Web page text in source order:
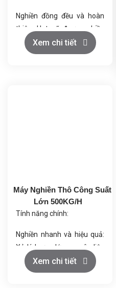
Nghiền đồng đều và hoàn
thiện: Hạt sẽ được nghiền
và hoàn thiện với độ mịn
cao.
Xem chi tiết
Máy Nghiền Thô Công Suất
Lớn 500KG/H
Tính năng chính:
Nghiền nhanh và hiệu quả:
Xử lý lượng lớn nguyên liệu
mỗi giờ.
Ứng dụng đa dạng: Nghiền
Xem chi tiết